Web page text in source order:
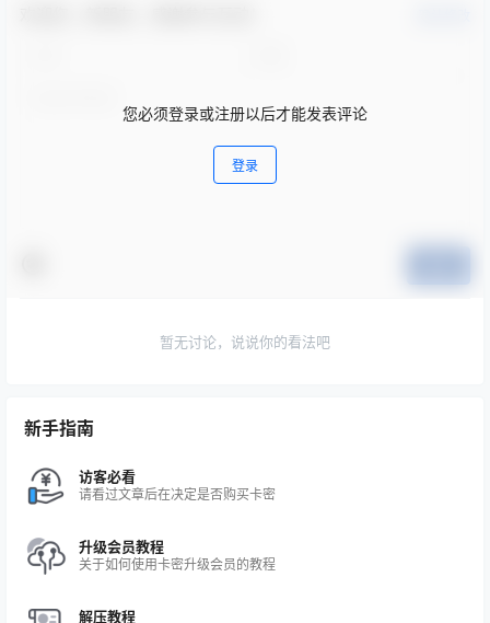
您必须登录或注册以后才能发表评论
登录
暂无讨论，说说你的看法吧
新手指南
访客必看
请看过文章后在决定是否购买卡密
升级会员教程
关于如何使用卡密升级会员的教程
解压教程